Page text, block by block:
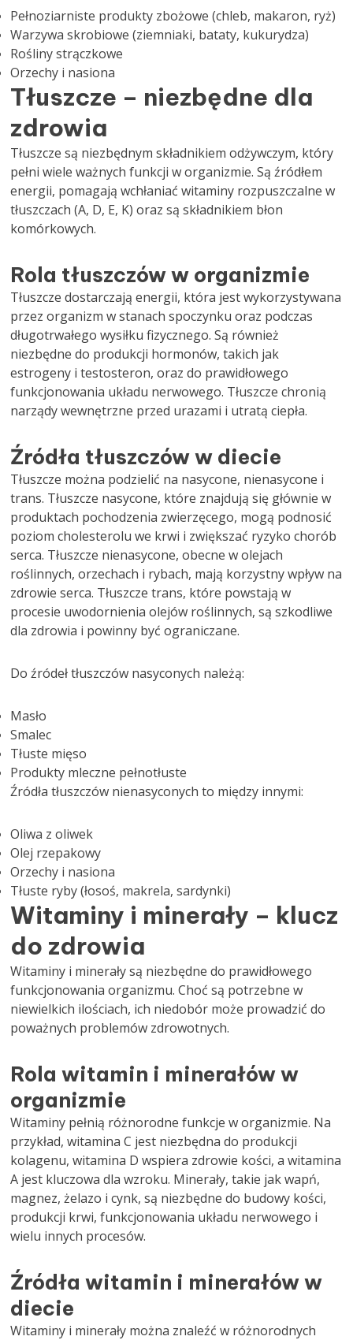
Pełnoziarniste produkty zbożowe (chleb, makaron, ryż)
Warzywa skrobiowe (ziemniaki, bataty, kukurydza)
Rośliny strączkowe
Orzechy i nasiona
Tłuszcze – niezbędne dla
zdrowia
Tłuszcze są niezbędnym składnikiem odżywczym, który
pełni wiele ważnych funkcji w organizmie. Są źródłem
energii, pomagają wchłaniać witaminy rozpuszczalne w
tłuszczach (A, D, E, K) oraz są składnikiem błon
komórkowych.
Rola tłuszczów w organizmie
Tłuszcze dostarczają energii, która jest wykorzystywana
przez organizm w stanach spoczynku oraz podczas
długotrwałego wysiłku fizycznego. Są również
niezbędne do produkcji hormonów, takich jak
estrogeny i testosteron, oraz do prawidłowego
funkcjonowania układu nerwowego. Tłuszcze chronią
narządy wewnętrzne przed urazami i utratą ciepła.
Źródła tłuszczów w diecie
Tłuszcze można podzielić na nasycone, nienasycone i
trans. Tłuszcze nasycone, które znajdują się głównie w
produktach pochodzenia zwierzęcego, mogą podnosić
poziom cholesterolu we krwi i zwiększać ryzyko chorób
serca. Tłuszcze nienasycone, obecne w olejach
roślinnych, orzechach i rybach, mają korzystny wpływ na
zdrowie serca. Tłuszcze trans, które powstają w
procesie uwodornienia olejów roślinnych, są szkodliwe
dla zdrowia i powinny być ograniczane.
Do źródeł tłuszczów nasyconych należą:
Masło
Smalec
Tłuste mięso
Produkty mleczne pełnotłuste
Źródła tłuszczów nienasyconych to między innymi:
Oliwa z oliwek
Olej rzepakowy
Orzechy i nasiona
Tłuste ryby (łosoś, makrela, sardynki)
Witaminy i minerały – klucz
do zdrowia
Witaminy i minerały są niezbędne do prawidłowego
funkcjonowania organizmu. Choć są potrzebne w
niewielkich ilościach, ich niedobór może prowadzić do
poważnych problemów zdrowotnych.
Rola witamin i minerałów w
organizmie
Witaminy pełnią różnorodne funkcje w organizmie. Na
przykład, witamina C jest niezbędna do produkcji
kolagenu, witamina D wspiera zdrowie kości, a witamina
A jest kluczowa dla wzroku. Minerały, takie jak wapń,
magnez, żelazo i cynk, są niezbędne do budowy kości,
produkcji krwi, funkcjonowania układu nerwowego i
wielu innych procesów.
Źródła witamin i minerałów w
diecie
Witaminy i minerały można znaleźć w różnorodnych